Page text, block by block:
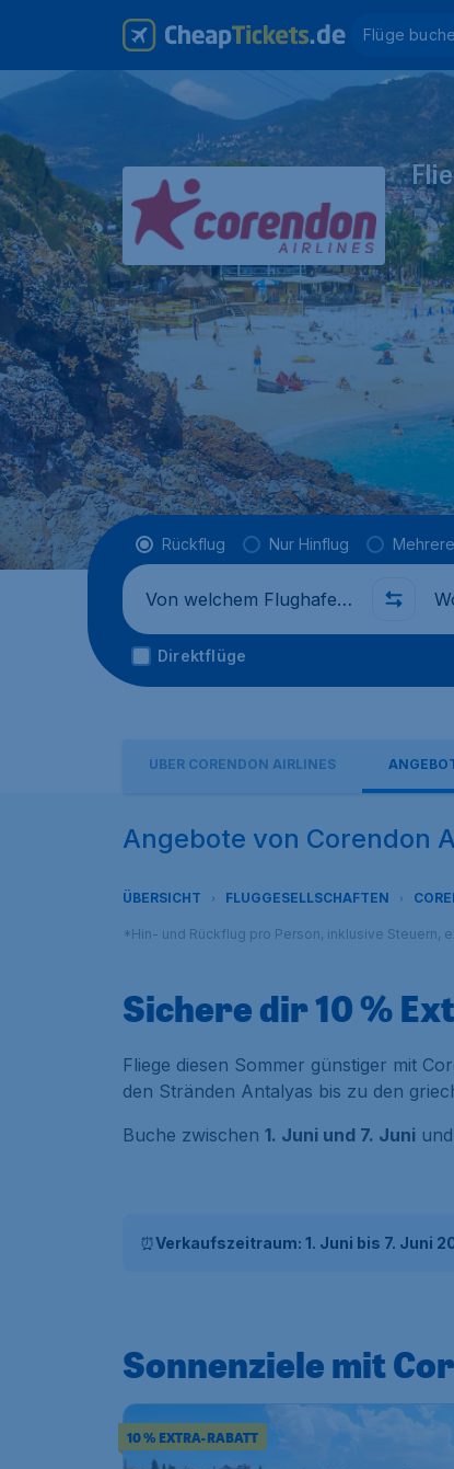
Flüge
Flugtyp
Rückflug Nur Hinflug
Abflug von
Direktflüge
ÜBER CORENDON AIRLINES
Angebote von Corendon
ÜBERSICHT FLUGGESELLSCHAFTEN
*Hin- und Rückflug pro Person, inklusive Steuern,
Sichere dir 10 %
Fliege diesen Sommer günstiger mit
den Stränden Antalyas bis zu den
Buche zwischen 1. Juni und 7. Juni
⏰Verkaufszeitraum: 1. Juni bis 7. Juni
Sonnenziele mit
10 % EXTRA-RABATT